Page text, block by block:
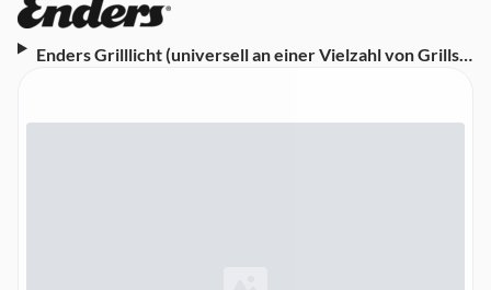
Enders Grilllicht (universell an einer Vielzahl von Grills